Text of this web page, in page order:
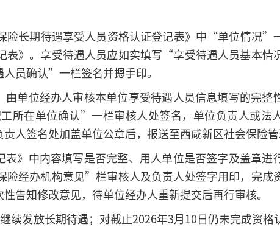
险长期待遇享受人员资格认证登记表》中“单位情况”
表》。享受待遇人员应如实填写“享受待遇人员基本
员确认”一栏签名并摁手印。
单位经办人审核本单位享受待遇人员信息填写的完整
在单位确认”一栏审核人处签名，单位负责人或法
人签名处加盖单位公章后，报送至西咸新区社会保险管
》中内容填写是否完整、用人单位是否签字及盖章进
经办机构意见”栏审核人及负责人处签字用印，完成
告知修改意见，待单位经办人重新提交后再行审核。
续发放长期待遇；对截止2026年3月10日仍未完成资格